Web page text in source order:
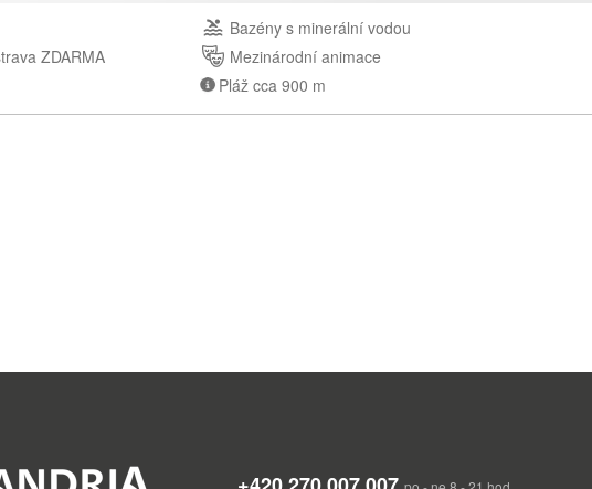
Bazény s minerální vodou
ZDARMA
Mezinárodní animace
Pláž cca 900 m
což svědčí o vynikajícím sportovním zázemí a skvělých službách celého letoviska.
pláž, která je dlouhá a široká, se světlým pískem, pozvolným vstupem do moře,